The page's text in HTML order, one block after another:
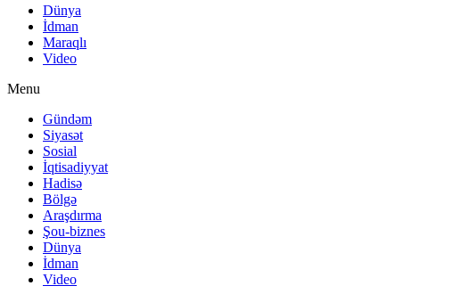
Dünya
İdman
Maraqlı
Video
Menu
Gündəm
Siyasət
Sosial
İqtisadiyyat
Hadisə
Bölgə
Araşdırma
Şou-biznes
Dünya
İdman
Video